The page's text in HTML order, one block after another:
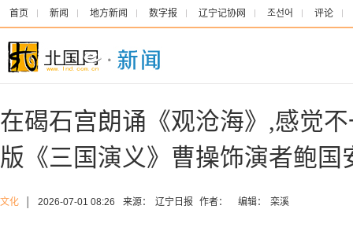
首页 新闻 地方新闻 数字报 辽宁记协网 조선어 评论
在碣石宫朗诵《观沧海》,感觉
版《三国演义》曹操饰演者鲍国
文化 2026-07-01 08:26 来源： 辽宁日报 作者： 编辑： 栾溪